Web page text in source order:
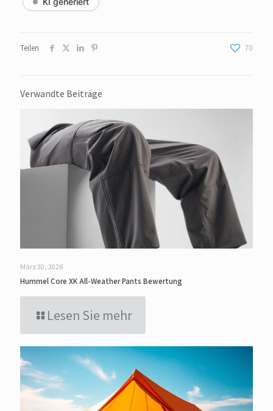
Teilen 70
Verwandte Beiträge
März 30, 2026
Hummel Core XK All-Weather Pants Bewertung
Lesen Sie mehr